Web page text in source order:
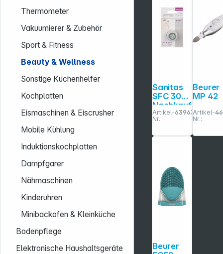
Thermometer
Vakuumierer & Zubehör
Sport & Fitness
Beauty & Wellness
Sonstige Küchenhelfer
Kochplatten
Eismaschinen & Eiscrusher
Mobile Kühlung
Induktionskochplatten
Dampfgarer
Nähmaschinen
Kinderuhren
Minibackofen & Kleinküche
Bodenpflege
Elektronische Haushaltsgeräte
Sanitas
SFC 30
Nachkauf
Gesichtsr
einigungs
bürste
Artikel-
Nr.:
639634
Beurer
MP 42
Artikel-
Nr.:
Beurer